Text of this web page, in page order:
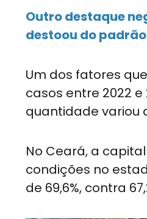
Outro destaque
destoou do
Um dos fatores
casos entre 2022
quantidade variou
No Ceará, a
condições no
de 69,6%, contra